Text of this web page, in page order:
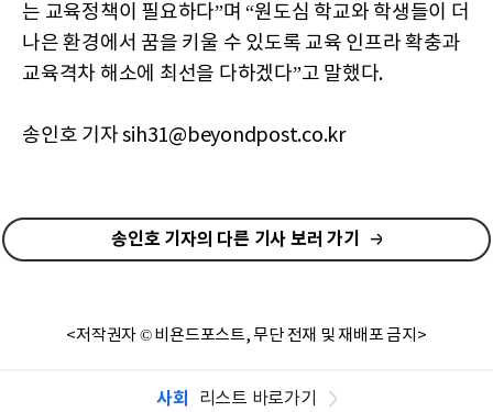
는 교육정책이 필요하다”며 “원도심 학교와 학생들이 더
나은 환경에서 꿈을 키울 수 있도록 교육 인프라 확충과
교육격차 해소에 최선을 다하겠다”고 말했다.
송인호 기자 sih31@beyondpost.co.kr
송인호 기자의 다른 기사 보러 가기
<저작권자 © 비욘드포스트, 무단 전재 및 재배포 금지>
사회 리스트 바로가기